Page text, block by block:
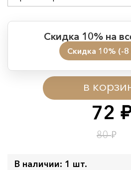
72 руб.
80₽
в
Скидка 10% на
Скидка 10% (-8
Период действия акции:
Начало:
Окончание:
Время до окончания:
В наличии: 1 шт.